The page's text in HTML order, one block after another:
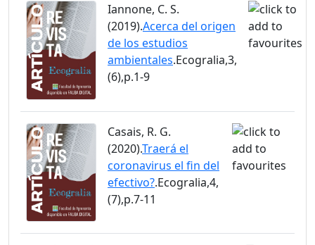
Iannone, C. S.
(2019).Acerca del origen
de los estudios
ambientales.Ecogralia,3,
(6),p.1-9
Casais, R. G.
(2020).Traerá el
coronavirus el fin del
efectivo?.Ecogralia,4,
(7),p.7-11